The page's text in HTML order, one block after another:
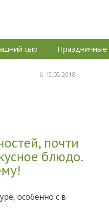
сыр Праздничные
15.05.2018
почти
блюдо.
особенно с в